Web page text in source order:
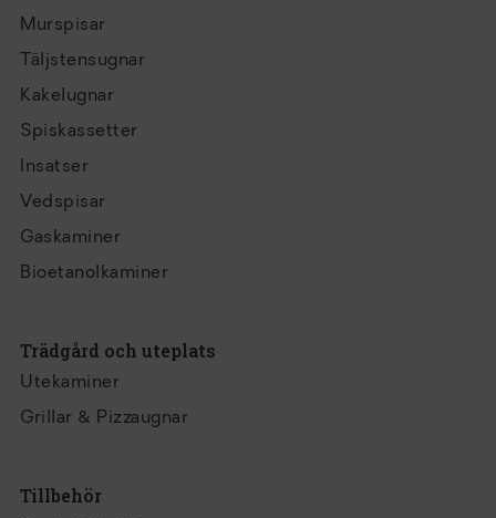
Murspisar
Täljstensugnar
Kakelugnar
Spiskassetter
Insatser
Vedspisar
Gaskaminer
Bioetanolkaminer
Trädgård och uteplats
Utekaminer
Grillar & Pizzaugnar
Tillbehör